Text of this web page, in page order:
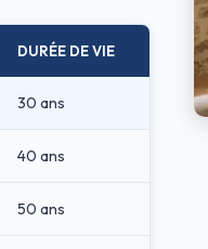
DURÉE DE VIE
30 ans
40 ans
50 ans